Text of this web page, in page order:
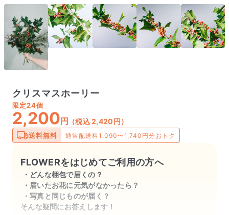
クリスマスホーリー
限定24個
2,200 円 （税込 2,420円）
送料無料 通常配送料1,090〜1,740円分おトク
FLOWERをはじめてご利用の方へ
どんな梱包で届くの？
届いたお花に元気がなかったら？
写真と同じものが届く？
そんな疑問にお答えします！